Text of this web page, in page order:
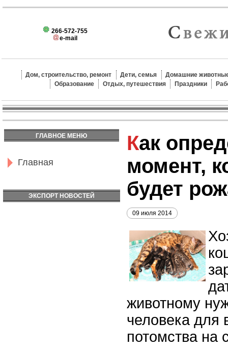
266-572-755
e-mail
Дом, строительство, ремонт Дети, семья
Домашние
Образование
Отдых, путешествия Праздники
ГЛАВНОЕ МЕНЮ
Главная
ЭКСПОРТ НОВОСТЕЙ
Как определить
момент,
будет
09 июля 2014
животному
человека для
потомства на